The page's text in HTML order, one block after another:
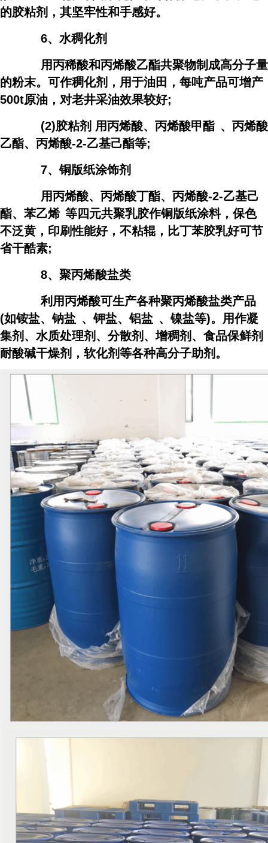
的胶粘剂，其坚牢性和手感好。
6、水稠化剂
用丙稀酸和丙烯酸乙酯共聚物制成高分子量
的粉末。可作稠化剂，用于油田，每吨产品可增产
500t原油，对老井采油效果较好;
(2)胶粘剂 用丙烯酸、 丙烯酸甲酯 、丙烯酸
乙酯、丙烯酸-2-乙基己酯等;
7、铜版纸涂饰剂
用丙烯酸、丙烯酸丁酯、丙烯酸-2-乙基己
酯、 苯乙烯 等四元共聚乳胶作铜版纸涂料，保色
不泛黄，印刷性能好，不粘辊，比丁苯胶乳好可节
省干酷素;
8、聚丙烯酸盐类
利用丙烯酸可生产各种聚丙烯酸盐类产品
(如铵盐、钠盐 、钾盐、铝盐 、镍盐等)。用作凝
集剂、水质处理剂、分散剂、增稠剂、食品保鲜剂
耐酸碱干燥剂，软化剂等各种高分子助剂。